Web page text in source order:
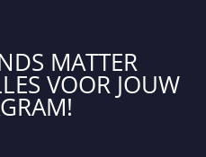
MATTER
VOOR JOUW